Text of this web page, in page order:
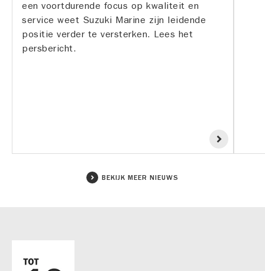
een voortdurende focus op kwaliteit en
service weet Suzuki Marine zijn leidende
positie verder te versterken. Lees het
persbericht.
BEKIJK MEER NIEUWS